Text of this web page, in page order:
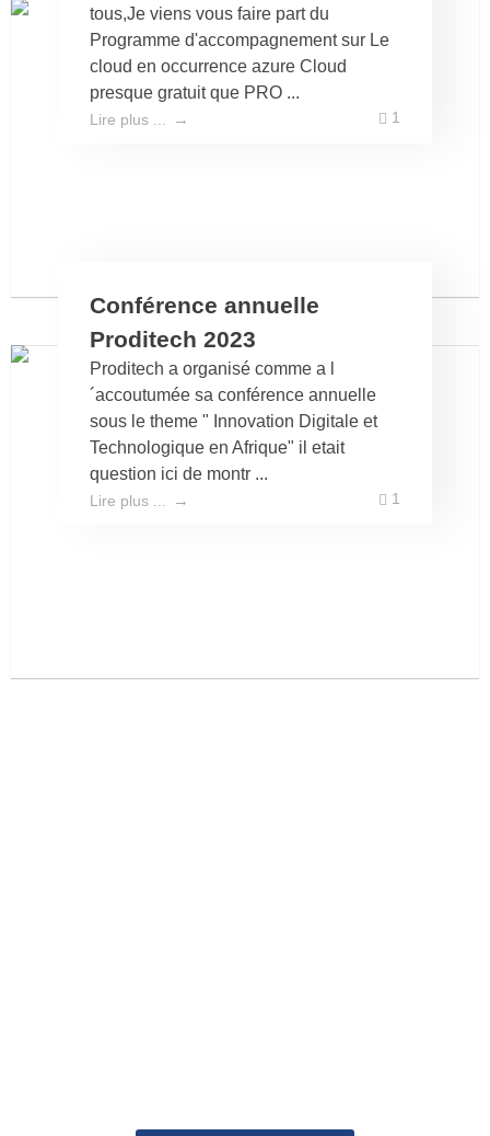
tous,Je viens vous faire part du
Programme d'accompagnement sur Le
cloud en occurrence azure Cloud
presque gratuit que PRO ...
Lire plus ... 1
Conférence annuelle
Proditech 2023
Proditech a organisé comme a l
´accoutumée sa conférence annuelle
sous le theme " Innovation Digitale et
Technologique en Afrique" il etait
question ici de montr ...
Lire plus ... 1